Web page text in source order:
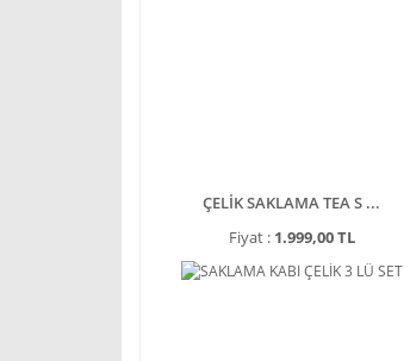
ÇELİK SAKLAMA TEA S ...
Fiyat : 1.999,00 TL